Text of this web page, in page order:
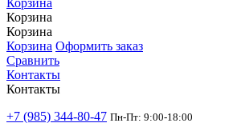
Корзина
Корзина
Корзина Оформить заказ
Сравнить
Контакты
Контакты
+7 (985) 344-80-47 Пн-Пт: 9:00-18:00